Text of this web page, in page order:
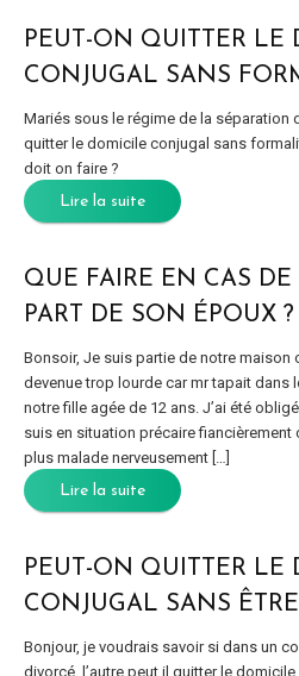
PEUT-ON QUITTER LE
CONJUGAL SANS
Mariés sous le régime de la séparation
quitter le domicile conjugal sans
doit on faire ?
Lire la suite
QUE FAIRE EN CAS
PART DE SON ÉPOUX ?
Bonsoir, Je suis partie de notre maison
devenue trop lourde car mr tapait dans
notre fille agée de 12 ans. J’ai été
suis en situation précaire fiancièrement
plus malade nerveusement […]
Lire la suite
PEUT-ON QUITTER LE
CONJUGAL SANS
Bonjour, je voudrais savoir si dans un
divorcé, l’autre peut il quitter le domicile